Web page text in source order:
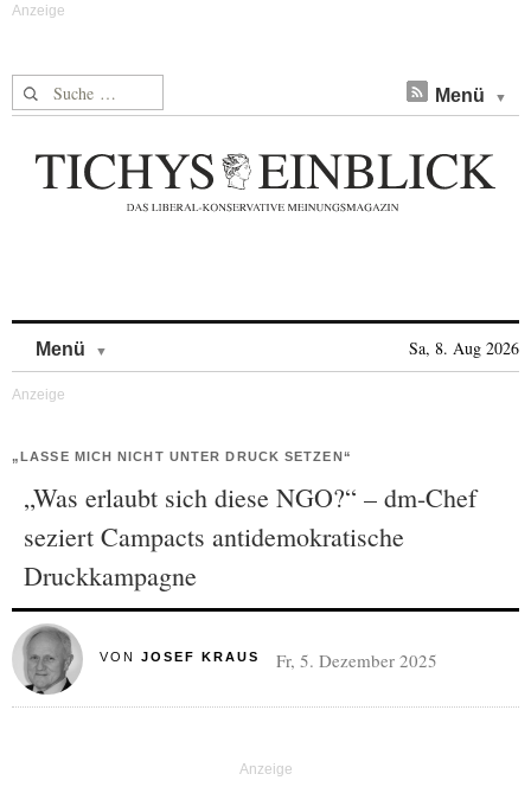
Suche nach: Menü
Menü Sa, 8. Aug 2026
„LASSE MICH NICHT UNTER DRUCK SETZEN“
„Was erlaubt sich diese NGO?“ – dm-Chef
seziert Campacts antidemokratische
Druckkampagne
VON JOSEF KRAUS Fr, 5. Dezember 2025